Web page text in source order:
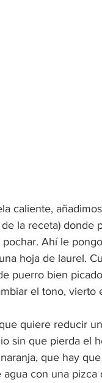
caliente,
la receta) donde
Ahí le
hoja de laurel.
puerro bien
el tono,
quiere reducir
sin que pierda el
que hay
con una